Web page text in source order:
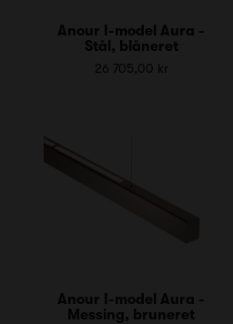
Anour I-model Aura -
Stål, blåneret
26 705,00 kr
Anour I-model Aura -
Messing, bruneret